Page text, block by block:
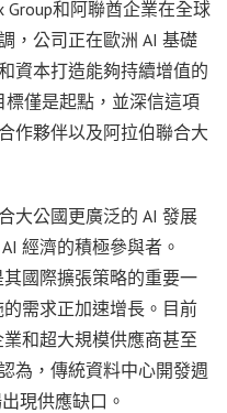
Group和阿聯酋企業在全球
，公司正在歐洲 AI 基礎
資本打造能夠持續增值的
標僅是起點，並深信這項
作夥伴以及阿拉伯聯合大
大公國更廣泛的 AI 發展
經濟的積極參與者。
其國際擴張策略的重要一
需求正加速增長。目前
和超大規模供應商甚至
為，傳統資料中心開發週
現供應缺口。